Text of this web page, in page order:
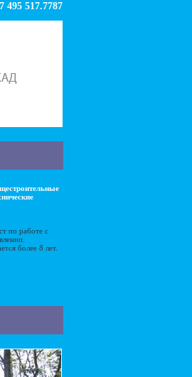
495 517.7787
по работе с
более 8 лет.